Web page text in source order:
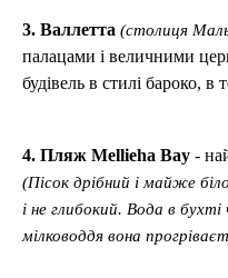
3. Валлетта (cтолиця
палацами і величними
будівель в стилі бароко, в
4. Пляж Mellieha Bay -
(Пісок дрібний і майже
і не глибокий. Вода в
мілководдя вона